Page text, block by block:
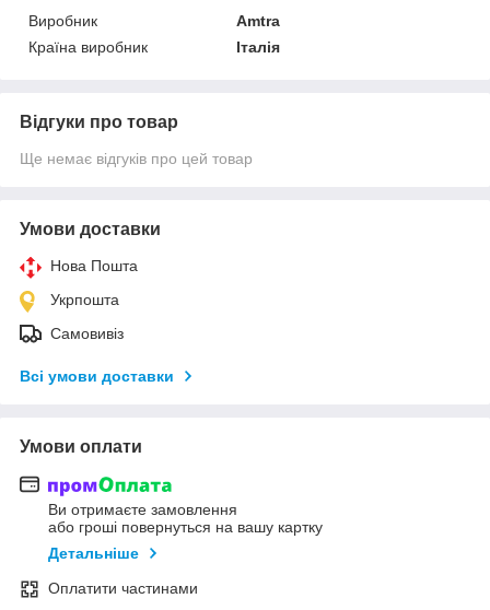
Виробник
Amtra
Країна виробник
Італія
Відгуки про товар
Ще немає відгуків про цей товар
Умови доставки
Нова Пошта
Укрпошта
Самовивіз
Всі умови доставки
Умови оплати
Ви отримаєте замовлення
або гроші повернуться на вашу картку
Детальніше
Оплатити частинами